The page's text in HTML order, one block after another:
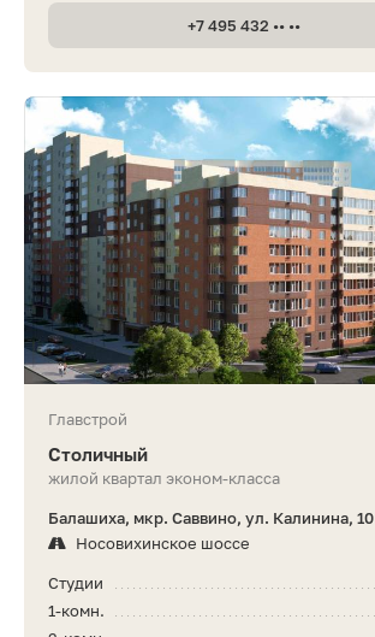
+7 495 432 •• ••
Главстрой
Столичный
жилой квартал эконом-класса
Балашиха, мкр. Саввино, ул. Калинина, 10
Носовихинское шоссе
Студии
1-комн.